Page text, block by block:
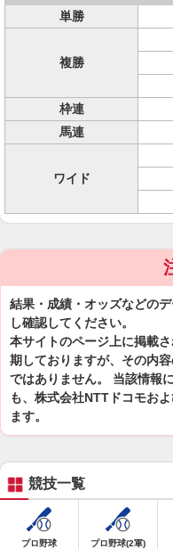
単勝
複勝
枠連
馬連
ワイド
結果・成績・オッズなどの
し確認してください。
本サイトのページ上に掲載
期しておりますが、その内
ではありません。 当該情報
も、株式会社NTTドコモお
ます。
競技一覧
プロ野球 プロ野球(2軍)